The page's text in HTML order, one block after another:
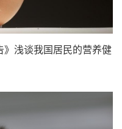
》浅谈我国居民的营养健